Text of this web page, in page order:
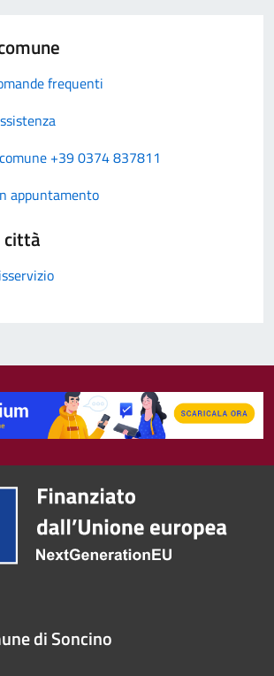
frequenti
+39 0374 837811
appuntamento
città
di Soncino